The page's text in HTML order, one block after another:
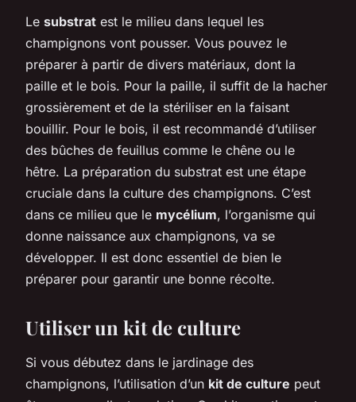
Le substrat est le milieu dans lequel les
champignons vont pousser. Vous pouvez le
préparer à partir de divers matériaux, dont la
paille et le bois. Pour la paille, il suffit de la hacher
grossièrement et de la stériliser en la faisant
bouillir. Pour le bois, il est recommandé d’utiliser
des bûches de feuillus comme le chêne ou le
hêtre. La préparation du substrat est une étape
cruciale dans la culture des champignons. C’est
dans ce milieu que le mycélium, l’organisme qui
donne naissance aux champignons, va se
développer. Il est donc essentiel de bien le
préparer pour garantir une bonne récolte.
Utiliser un kit de culture
Si vous débutez dans le jardinage des
champignons, l’utilisation d’un kit de culture peut